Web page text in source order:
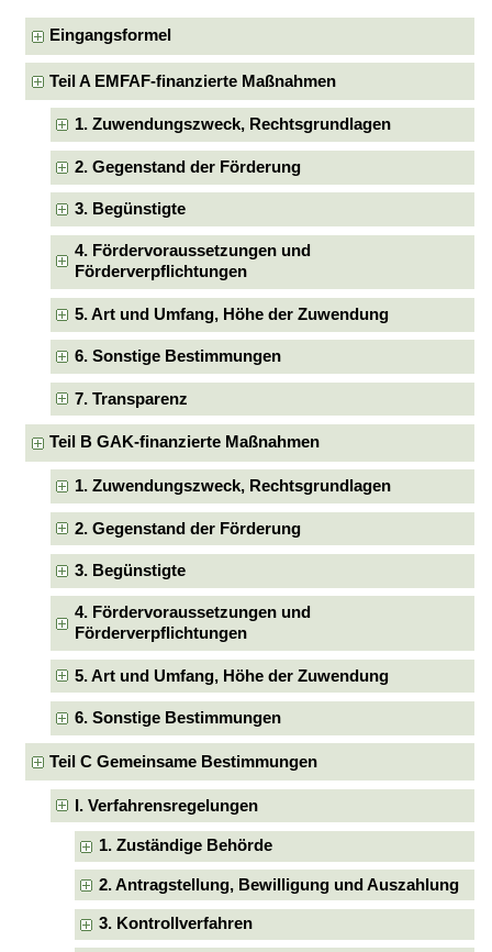
Eingangsformel
Teil A EMFAF-finanzierte Maßnahmen
1. Zuwendungszweck, Rechtsgrundlagen
2. Gegenstand der Förderung
3. Begünstigte
4. Fördervoraussetzungen und
Förderverpflichtungen
5. Art und Umfang, Höhe der Zuwendung
6. Sonstige Bestimmungen
7. Transparenz
Teil B GAK-finanzierte Maßnahmen
1. Zuwendungszweck, Rechtsgrundlagen
2. Gegenstand der Förderung
3. Begünstigte
4. Fördervoraussetzungen und
Förderverpflichtungen
5. Art und Umfang, Höhe der Zuwendung
6. Sonstige Bestimmungen
Teil C Gemeinsame Bestimmungen
I. Verfahrensregelungen
1. Zuständige Behörde
2. Antragstellung, Bewilligung und Auszahlung
3. Kontrollverfahren